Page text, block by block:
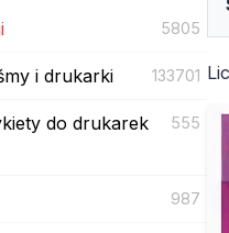
5805
i drukarki 133701
do drukarek
555
987